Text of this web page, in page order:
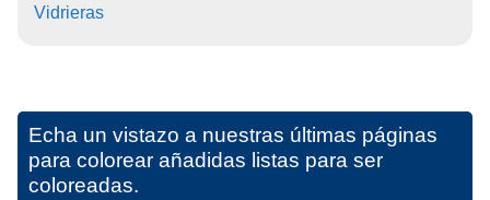
Vidrieras
Echa un vistazo a nuestras últimas páginas
para colorear añadidas listas para ser
coloreadas.